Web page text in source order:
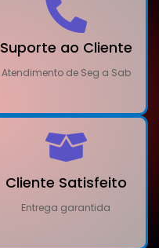
Suporte ao Cliente
Atendimento de Seg a Sab
Cliente Satisfeito
Entrega garantida